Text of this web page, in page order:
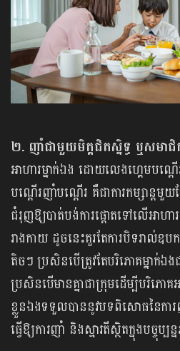
២. ញាំជាមួយមិត្តជិតស្និទ្ធ ឬសមាជិ
អាហារម្នាក់ឯង ដោយលេងហ្គេមបណ្
បណ្តើរញាំបណ្តើរ គឺជាការកម្សាន្តមួយ
ជំរុញឱ្យបាត់បង់ការផ្តោតទៅលើអាហា
រាងកាយ ដូចនេះគួរតែការបិទរាល់ឧ
តិចៗ ប្រសិនបើត្រូវតែបរិភោគម្នាក់ឯ
ប្រសិនបើមានគ្នាជាក្រុមដើម្បីបរិភោគ
ខ្លួនឯងទទួលបាននូវបទពិសោធនៃការ
ធ្វើឱ្យការញាំ និងស្មារតីស្ថិតក្នុងបច្ចុប្ប